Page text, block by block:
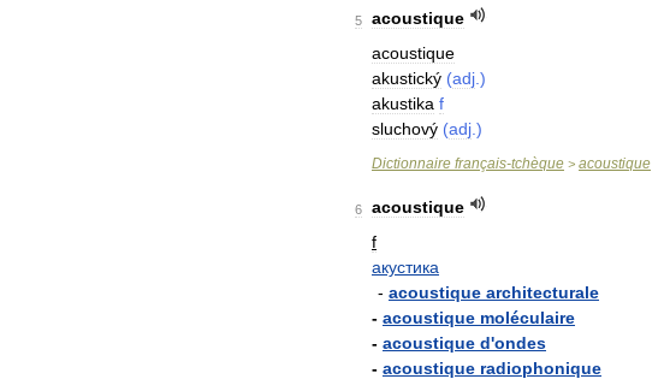
5
acoustique
acoustique
akustický (adj .)
akustika f
sluchový (adj .)
Dictionnaire français-tchèque > acoustique
6
acoustique
f
акустика
- acoustique architecturale
- acoustique moléculaire
- acoustique d'ondes
- acoustique radiophonique